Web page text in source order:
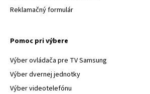
Reklamačný formulár
Pomoc pri výbere
Výber ovládača pre TV Samsung
Výber dvernej jednotky
Výber videotelefónu